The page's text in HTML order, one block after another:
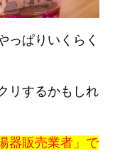
っぱりいくらく
リするかもしれ
器販売業者」で